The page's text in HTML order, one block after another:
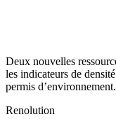
Deux nouvelles
les indicateurs de
permis d’environnement.
Renolution